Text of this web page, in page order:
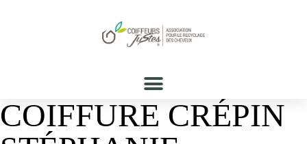
COIFFURE CRÉPIN